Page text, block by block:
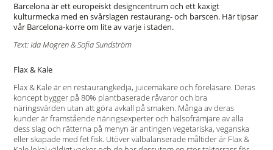
Barcelona är ett europeiskt designcentrum och ett kaxigt
kulturmecka med en svårslagen restaurang- och barscen. Här tipsar
vår Barcelona-korre om lite av varje i staden.
Text: Ida Mogren & Sofia Sundström
Flax & Kale
Flax & Kale är en restaurangkedja, juicemakare och föreläsare. Deras
koncept bygger på 80% plantbaserade råvaror och bra
näringsvärden utan att göra avkall på smaken. Många av deras
kunder är framstående näringsexperter och hälsofrämjare av alla
dess slag och rätterna på menyn är antingen vegetariska, veganska
eller skapade med fet fisk. Utöver välbalanserade måltider är Flax &